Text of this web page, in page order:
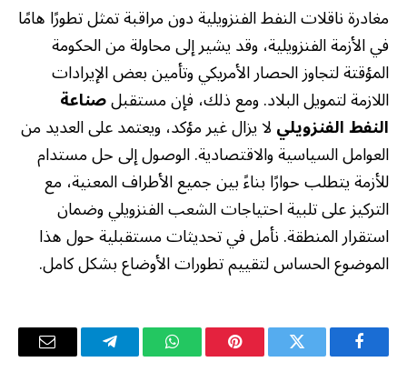
مغادرة ناقلات النفط الفنزويلية دون مراقبة تمثل تطورًا هامًا
في الأزمة الفنزويلية، وقد يشير إلى محاولة من الحكومة
المؤقتة لتجاوز الحصار الأمريكي وتأمين بعض الإيرادات
اللازمة لتمويل البلاد. ومع ذلك، فإن مستقبلصناعة
النفط الفنزويليلا يزال غير مؤكد، ويعتمد على العديد من
العوامل السياسية والاقتصادية. الوصول إلى حل مستدام
للأزمة يتطلب حوارًا بناءً بين جميع الأطراف المعنية، مع
التركيز على تلبية احتياجات الشعب الفنزويلي وضمان
استقرار المنطقة. نأمل في تحديثات مستقبلية حول هذا
الموضوع الحساس لتقييم تطورات الأوضاع بشكل كامل.
فيسبوك تويتر بينتيريستواتساب تيلقرام
البريد